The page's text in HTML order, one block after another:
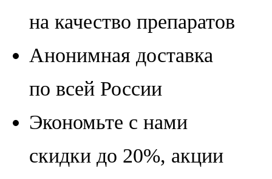
на качество препаратов
Анонимная доставка
по всей России
Экономьте с нами
скидки до 20%, акции